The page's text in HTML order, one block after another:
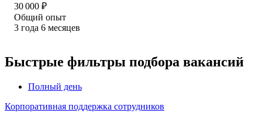
30 000 ₽
Общий опыт
3 года 6 месяцев
Быстрые фильтры подбора вакансий
Полный день
Корпоративная поддержка сотрудников